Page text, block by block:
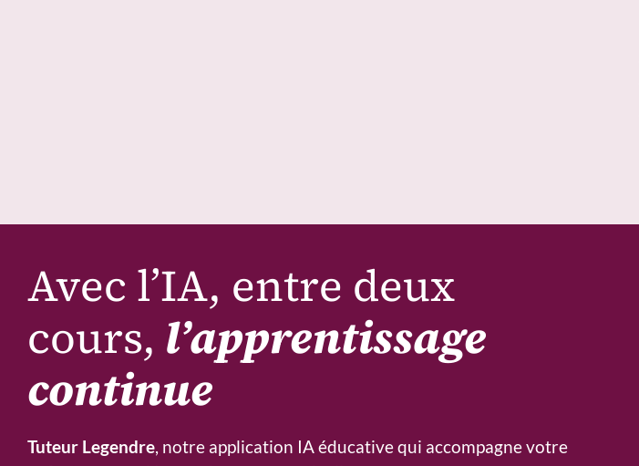
Avec l’IA, entre deux
cours, l’apprentissage
continue
Tuteur Legendre, notre application IA éducative qui accompagne votre